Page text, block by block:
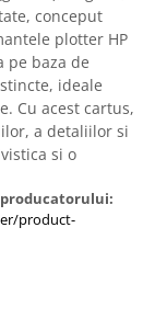
conceput
plotter HP
pe baza de
ideale
Cu acest cartus,
a detaliilor si
si o
product-